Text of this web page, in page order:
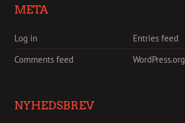
META
Log in
Entries feed
Comments feed
WordPress.org
NYHEDSBREV